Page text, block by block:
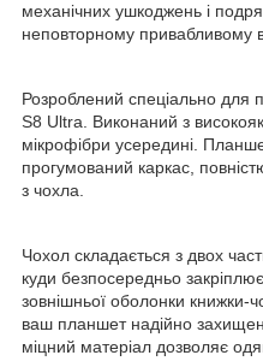
механічних ушкоджень і
неповторному привабливому
Розроблений спеціально
S8 Ultra. Виконаний з
мікрофібри усередині.
прогумований каркас,
з чохла.
Чохол складається з двох
куди безпосередньо
зовнішньої оболонки книжки-
ваш планшет надійно
міцний матеріал дозволяє